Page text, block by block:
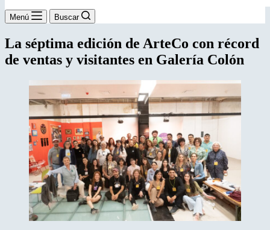
Menú Buscar
La séptima edición de ArteCo con récord
de ventas y visitantes en Galería Colón